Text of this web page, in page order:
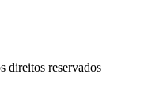
direitos reservados